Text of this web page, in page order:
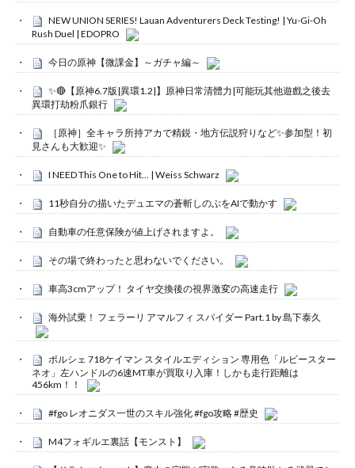
NEW UNION SERIES! Lauan Adventurers Deck Testing! | Yu-Gi-Oh
Rush Duel | EDOPRO
今日の原神【微課金】～ガチャ編～
✨🔴【原神6.7版|異環1.2|】原神日常清體力|可能玩其他遊戲之後去
異環打劫粉爪銀行
［原神］全キャラ所持アカで精鋭・地方伝説狩りなど✨参加型！初
見さんも大歓迎✨
I NEED This One to Hit… | Weiss Schwarz
11秒自分の描いたデュエマの蒼斬しのぶをAIで動かす
自動車の任意保険が値上げされますよ。
その場で終わったと思わないでください。
車高3cmアップ！ タイヤ交換後の視界激変の高速走行
海外試乗！ フェラーリ アマルフィ スパイダー Part.1 by 島下泰久
ポルシェ 718ケイマン スタイルエディション 専用色「ルビースター
ネオ」左ハンドルの6速MT車が買取り入庫！しかも走行距離は
456km！！
#fgo レオニダス一世のスキル強化 #fgo攻略 #歴史
M4フォギルエ裏話【モンスト】